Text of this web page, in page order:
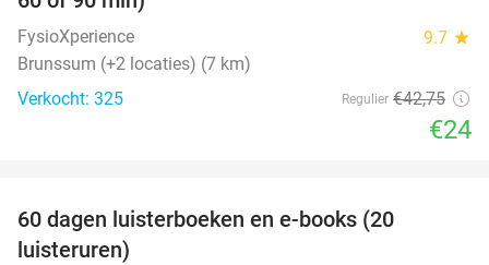
FysioXperience 9.7 star
Brunssum (+2 locaties) (7 km)
Verkocht: 325
Regulier €42,75
€24
60 dagen luisterboeken en e-books (20
luisteruren)